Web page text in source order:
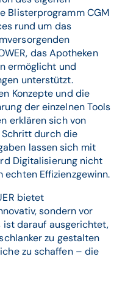
Blisterprogramm CGM
rund um das
das Apotheken
ermöglicht und
unterstützt.
Konzepte und die
der einzelnen Tools
erklären sich von
durch die
lassen sich mit
Digitalisierung nicht
echten Effizienzgewinn.
bietet
sondern vor
darauf ausgerichtet,
zu gestalten
zu schaffen – die